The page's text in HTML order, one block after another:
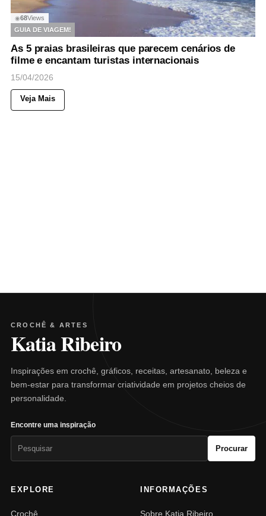
◉68Views
GUIA DE VIAGEM!
As 5 praias brasileiras que parecem cenários de
filme e encantam turistas internacionais
15/04/2026
Veja Mais
CROCHÊ & ARTES
Katia Ribeiro
Inspirações em crochê, gráficos, receitas, artesanato, beleza e
bem-estar para transformar criatividade em projetos cheios de
personalidade.
Encontre uma inspiração
Procurar
EXPLORE
Crochê
INFORMAÇÕES
Sobre Katia Ribeiro